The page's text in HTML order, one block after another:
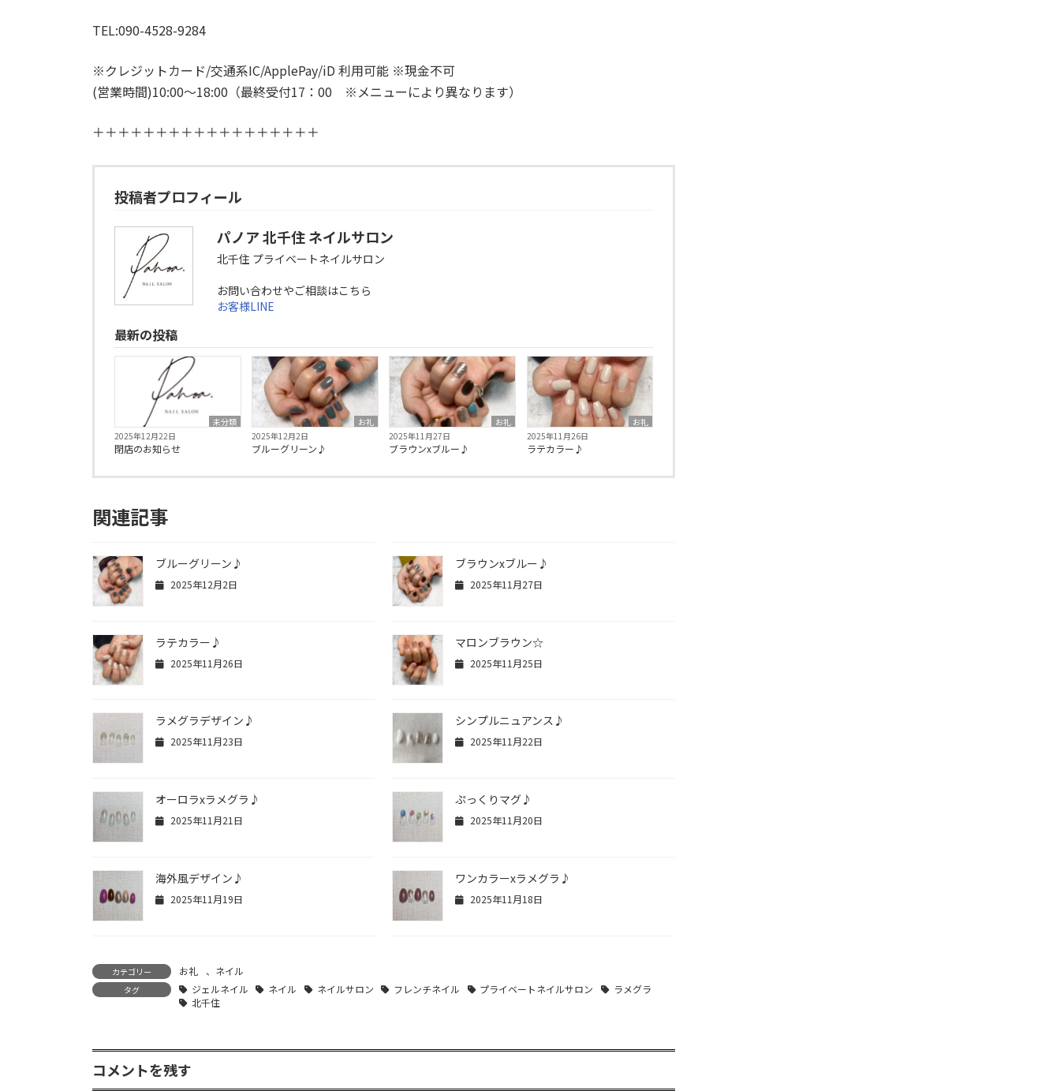
TEL:090-4528-9284
※クレジットカード/交通系IC/ApplePay/iD 利用可能 ※現金不可
(営業時間)10:00～18:00（最終受付17：00 ※メニューにより異なります）
＋＋＋＋＋＋＋＋＋＋＋＋＋＋＋＋＋＋
投稿者プロフィール
パノア 北千住 ネイルサロン
北千住 プライベートネイルサロン
お問い合わせやご相談はこちら
お客様LINE
最新の投稿
未分類
2025年12月22日
閉店のお知らせ
お礼
2025年12月2日
ブルーグリーン♪
お礼
2025年11月27日
ブラウンxブルー♪
お礼
2025年11月26日
ラテカラー♪
関連記事
ブルーグリーン♪
2025年12月2日
ブラウンxブルー♪
2025年11月27日
ラテカラー♪
2025年11月26日
マロンブラウン☆
2025年11月25日
ラメグラデザイン♪
2025年11月23日
シンプルニュアンス♪
2025年11月22日
オーロラxラメグラ♪
2025年11月21日
ぷっくりマグ♪
2025年11月20日
海外風デザイン♪
2025年11月19日
ワンカラーxラメグラ♪
2025年11月18日
カテゴリー お礼 、 ネイル
タグ ジェルネイル ネイル ネイルサロン フレンチネイル プライベートネイルサロン
ラメグラ
北千住
コメントを残す